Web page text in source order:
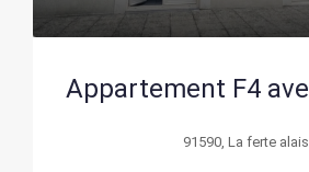
91590, La ferte alais